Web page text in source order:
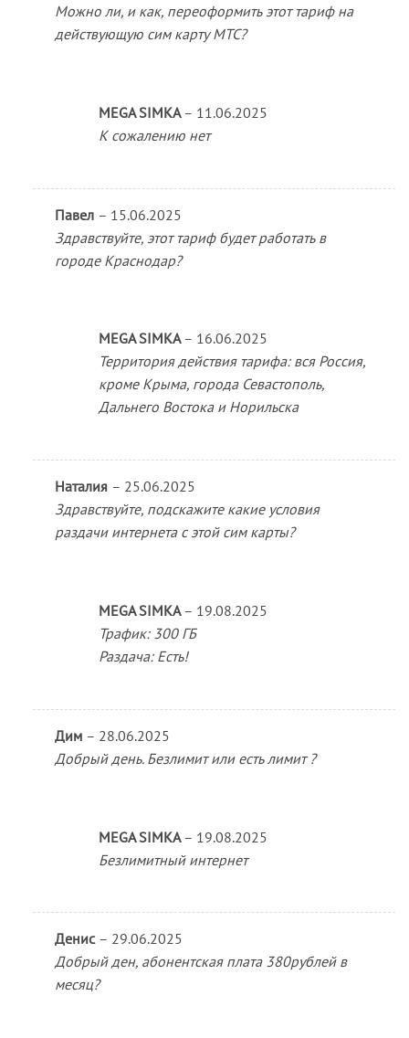
Можно ли, и как, переоформить этот тариф на
действующую сим карту МТС?
MEGA SIMKA – 11.06.2025
К сожалению нет
Павел – 15.06.2025
Здравствуйте, этот тариф будет работать в
городе Краснодар?
MEGA SIMKA – 16.06.2025
Территория действия тарифа: вся Россия,
кроме Крыма, города Севастополь,
Дальнего Востока и Норильска
Наталия – 25.06.2025
Здравствуйте, подскажите какие условия
раздачи интернета с этой сим карты?
MEGA SIMKA – 19.08.2025
Трафик: 300 ГБ
Раздача: Есть!
Дим – 28.06.2025
Добрый день. Безлимит или есть лимит ?
MEGA SIMKA – 19.08.2025
Безлимитный интернет
Денис – 29.06.2025
Добрый ден, абонентская плата 380рублей в
месяц?